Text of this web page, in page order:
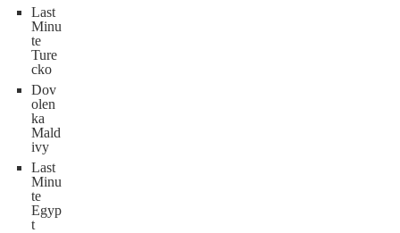
Last
Minu
te
Ture
cko
Dov
olen
ka
Mald
ivy
Last
Minu
te
Egyp
t